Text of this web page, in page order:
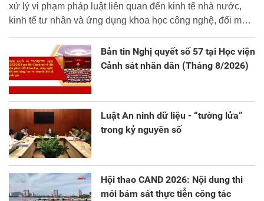
xử lý vi phạm pháp luật liên quan đến kinh tế nhà nước,
kinh tế tư nhân và ứng dụng khoa học công nghệ, đổi mới
Bản tin Nghị quyết số 57 tại Học viện
Cảnh sát nhân dân (Tháng 8/2026)
Luật An ninh dữ liệu - “tường lửa”
trong kỷ nguyên số
Hội thao CAND 2026: Nội dung thi
mới bám sát thực tiễn công tác